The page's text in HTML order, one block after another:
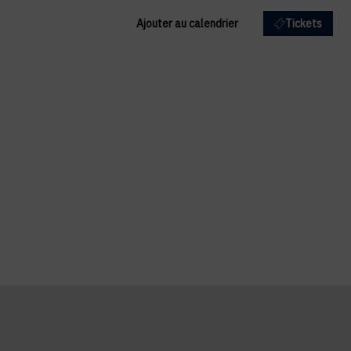
Ajouter au calendrier Tickets